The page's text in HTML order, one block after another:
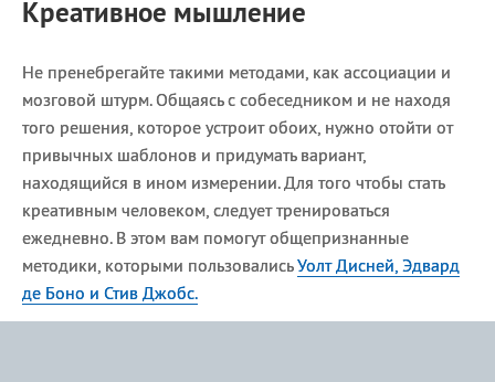
Креативное мышление
Не пренебрегайте такими методами, как ассоциации и
мозговой штурм. Общаясь с собеседником и не находя
того решения, которое устроит обоих, нужно отойти от
привычных шаблонов и придумать вариант,
находящийся в ином измерении. Для того чтобы стать
креативным человеком, следует тренироваться
ежедневно. В этом вам помогут общепризнанные
методики, которыми пользовалисьУолт Дисней, Эдвард
де Боно и Стив Джобс.